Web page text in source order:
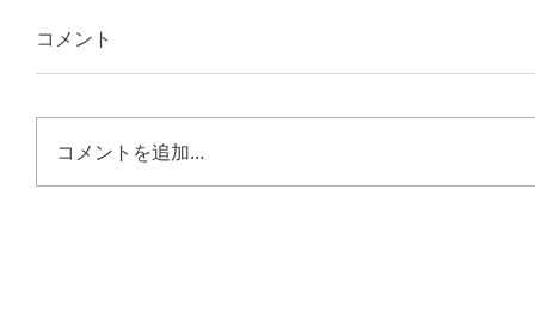
コメント
コメントを追加…